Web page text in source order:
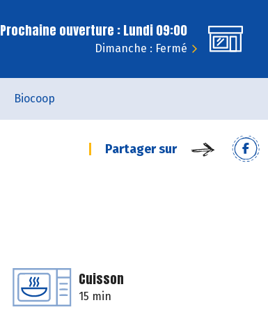
Prochaine ouverture : Lundi 09:00
Dimanche : Fermé
Biocoop
Partager sur
Cuisson
15 min